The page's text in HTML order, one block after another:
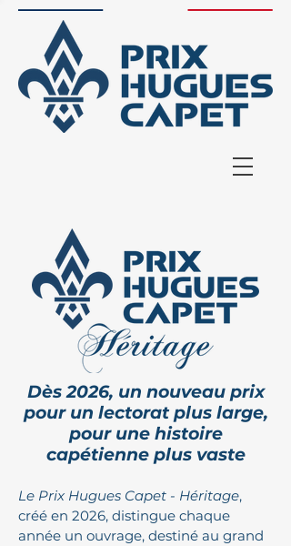
Dès 2026, un nouveau prix
pour un lectorat plus large,
pour une histoire
capétienne plus vaste
Le Prix Hugues Capet - Héritage,
créé en 2026, distingue chaque
année un ouvrage, destiné au grand